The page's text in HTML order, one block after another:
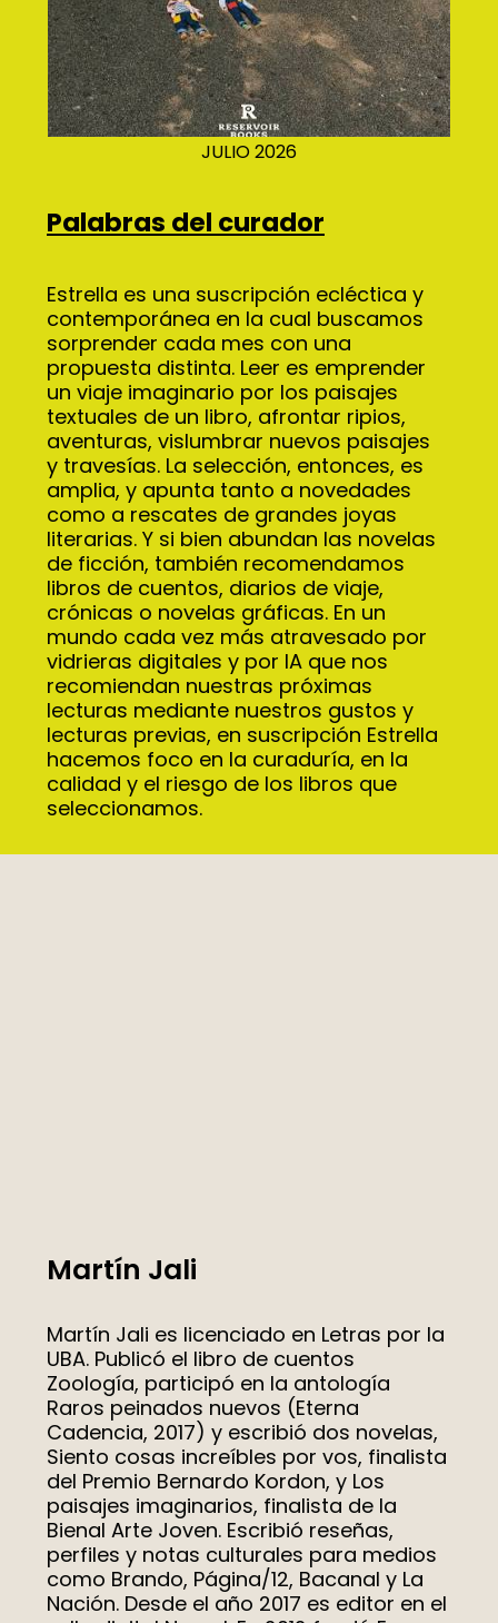
JULIO 2026
Palabras del curador
Estrella es una suscripción ecléctica y
contemporánea en la cual buscamos
sorprender cada mes con una
propuesta distinta. Leer es emprender
un viaje imaginario por los paisajes
textuales de un libro, afrontar ripios,
aventuras, vislumbrar nuevos paisajes
y travesías. La selección, entonces, es
amplia, y apunta tanto a novedades
como a rescates de grandes joyas
literarias. Y si bien abundan las novelas
de ficción, también recomendamos
libros de cuentos, diarios de viaje,
crónicas o novelas gráficas. En un
mundo cada vez más atravesado por
vidrieras digitales y por IA que nos
recomiendan nuestras próximas
lecturas mediante nuestros gustos y
lecturas previas, en suscripción Estrella
hacemos foco en la curaduría, en la
calidad y el riesgo de los libros que
seleccionamos.
Martín Jali
Martín Jali es licenciado en Letras por la
UBA. Publicó el libro de cuentos
Zoología, participó en la antología
Raros peinados nuevos (Eterna
Cadencia, 2017) y escribió dos novelas,
Siento cosas increíbles por vos, finalista
del Premio Bernardo Kordon, y Los
paisajes imaginarios, finalista de la
Bienal Arte Joven. Escribió reseñas,
perfiles y notas culturales para medios
como Brando, Página/12, Bacanal y La
Nación. Desde el año 2017 es editor en el